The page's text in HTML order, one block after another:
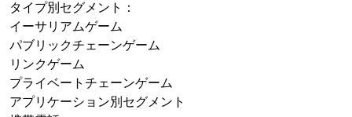
タイプ別セグメント：
イーサリアムゲーム
パブリックチェーンゲーム
リンクゲーム
プライベートチェーンゲーム
アプリケーション別セグメント